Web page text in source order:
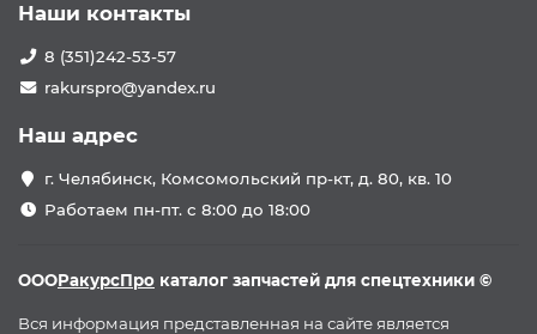
Наши контакты
8 (351)242-53-57
rakurspro@yandex.ru
Наш адрес
г. Челябинск, Комсомольский пр-кт, д. 80, кв. 10
Работаем пн-пт. с 8:00 до 18:00
ОООРакурсПро каталог запчастей для спецтехники ©
Вся информация представленная на сайте является